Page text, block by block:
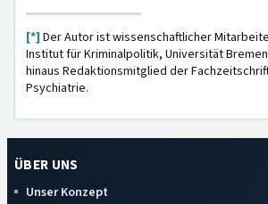
[*] Der Autor ist wissenschaftlicher
Institut für Kriminalpolitik, Universität
hinaus Redaktionsmitglied der
Psychiatrie.
ÜBER UNS
Unser Konzept